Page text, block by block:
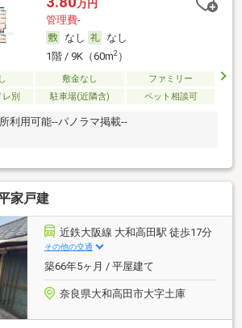
万円
管理費-
なし
なし
1階 / 9K（60m2）
敷金なし
ファミリー
レ別
駐車場(近隣含) ペット相談可
利用可能--パノラマ掲載--
家戸建
近鉄大阪線 大和高田駅 徒歩17分
その他の交通
築66年5ヶ月 / 平屋建て
奈良県大和高田市大字土庫